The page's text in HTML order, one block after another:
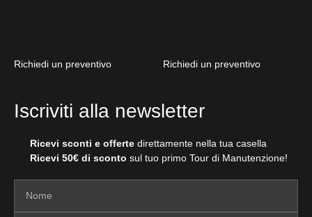
Richiedi un preventivo Richiedi un preventivo
Iscriviti alla newsletter
Ricevi sconti e offertedirettamente nella tua casella
Ricevi 50€ di sconto sul tuo primo Tour di Manutenzione!